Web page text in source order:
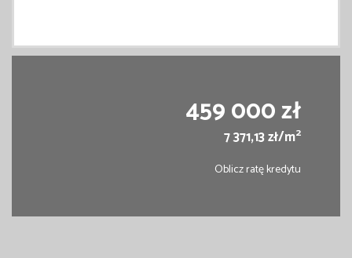
459 000 zł
7 371,13 zł/m2
Oblicz ratę kredytu